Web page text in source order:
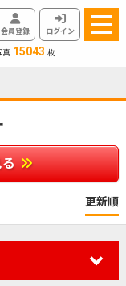
会員登録 ログイン
真 15043 枚
更新順